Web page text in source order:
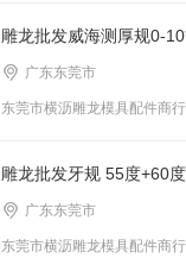
雕龙批发威海测厚规0-
广东东莞市
东莞市横沥雕龙模具配件商行
雕龙批发牙规 55度+60
广东东莞市
东莞市横沥雕龙模具配件商行